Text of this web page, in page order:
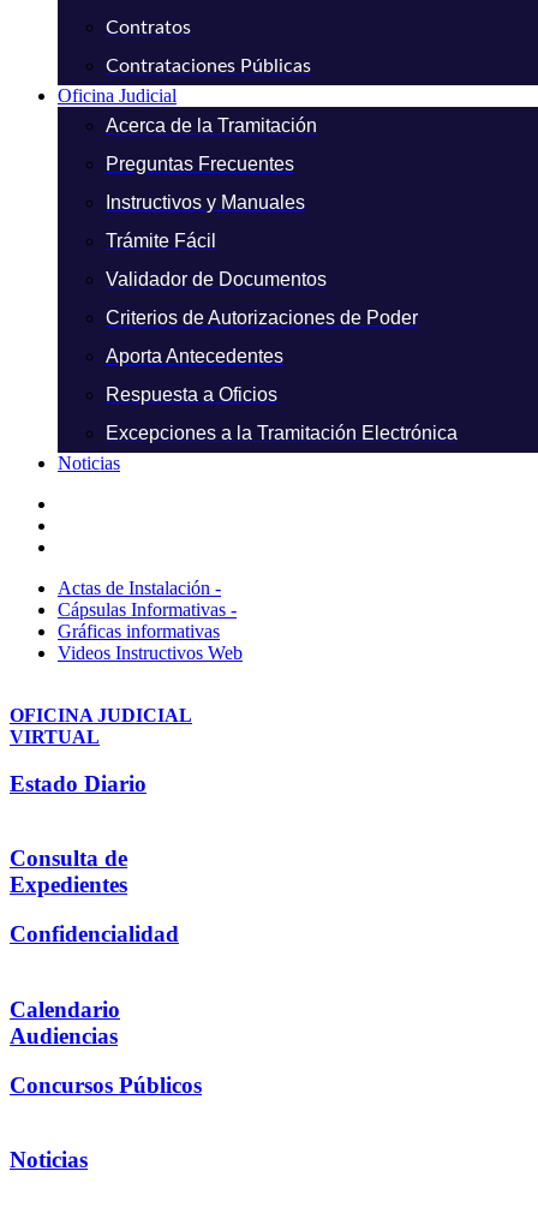
Contratos
Contrataciones Públicas
Oficina Judicial
Acerca de la Tramitación
Preguntas Frecuentes
Instructivos y Manuales
Trámite Fácil
Validador de Documentos
Criterios de Autorizaciones de Poder
Aporta Antecedentes
Respuesta a Oficios
Excepciones a la Tramitación Electrónica
Noticias
Actas de Instalación -
Cápsulas Informativas -
Gráficas informativas
Videos Instructivos Web
OFICINA JUDICIAL
VIRTUAL
Estado Diario
Consulta de
Expedientes
Confidencialidad
Calendario
Audiencias
Concursos Públicos
Noticias